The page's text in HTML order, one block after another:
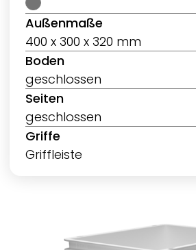
Außenmaße
400 x 300 x 320 mm
Boden
geschlossen
Seiten
geschlossen
Griffe
Griffleiste